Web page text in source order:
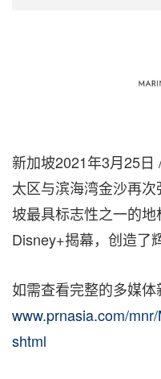
新加坡2021年3月25
太区与滨海湾金沙再
坡最具标志性之一的地
Disney+揭幕，创造了
如需查看完整的多媒体
www.prnasia.com/
shtml